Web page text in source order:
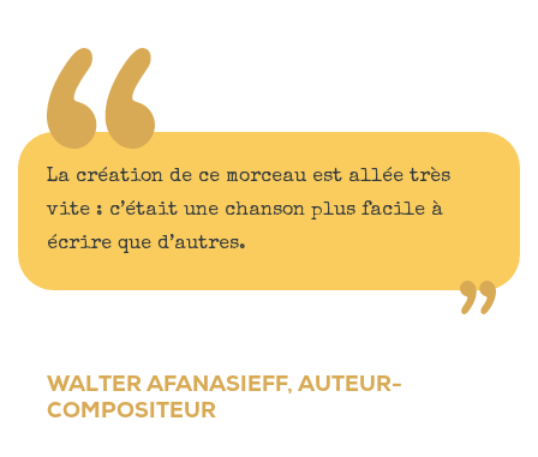
La création de ce morceau est allée très
vite : c’était une chanson plus facile à
écrire que d’autres.
WALTER AFANASIEFF, AUTEUR-
COMPOSITEUR